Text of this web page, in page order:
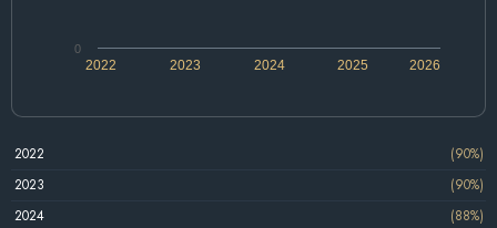
2022 2024 2026
2023 2025
0
2022
(90%)
2023
(90%)
2024
(88%)